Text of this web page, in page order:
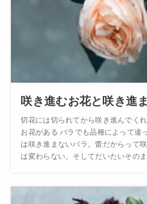
咲き進むお花と咲き進
切花には切られてから咲き進んでく
お花がある バラでも品種によって違
は咲き進まないバラ。蕾だからって
は変わらない。そしてだいたいそのま